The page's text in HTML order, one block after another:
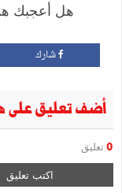
هل أعجبك
شارك
أضف تعليق على
0 تعليق
اكتب تعليق